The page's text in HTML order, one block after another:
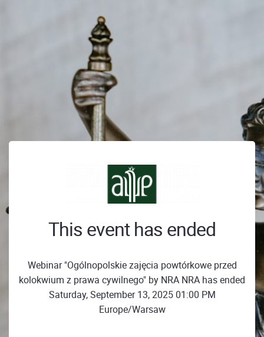
This event has ended
Webinar "Ogólnopolskie zajęcia powtórkowe przed
kolokwium z prawa cywilnego" by NRA NRA has ended
Saturday, September 13, 2025 01:00 PM
Europe/Warsaw